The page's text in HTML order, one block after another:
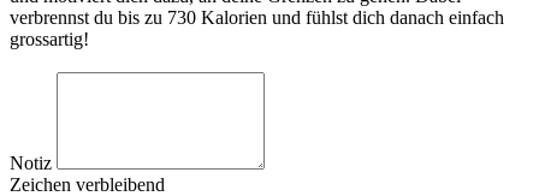
verbrennst du bis zu 730 Kalorien und fühlst dich danach einfach
grossartig!
Notiz
Zeichen verbleibend